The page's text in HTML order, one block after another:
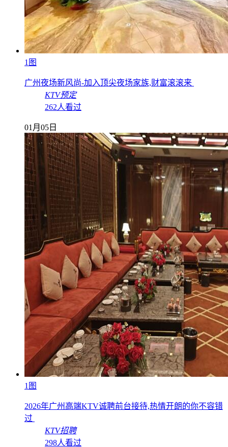
1图
广州夜场新风尚-加入顶尖夜场家族,财富滚滚来
KTV预定
262人看过
01月05日
1图
2026年广州高端KTV诚聘前台接待,热情开朗的你不容错
过
KTV招聘
298人看过